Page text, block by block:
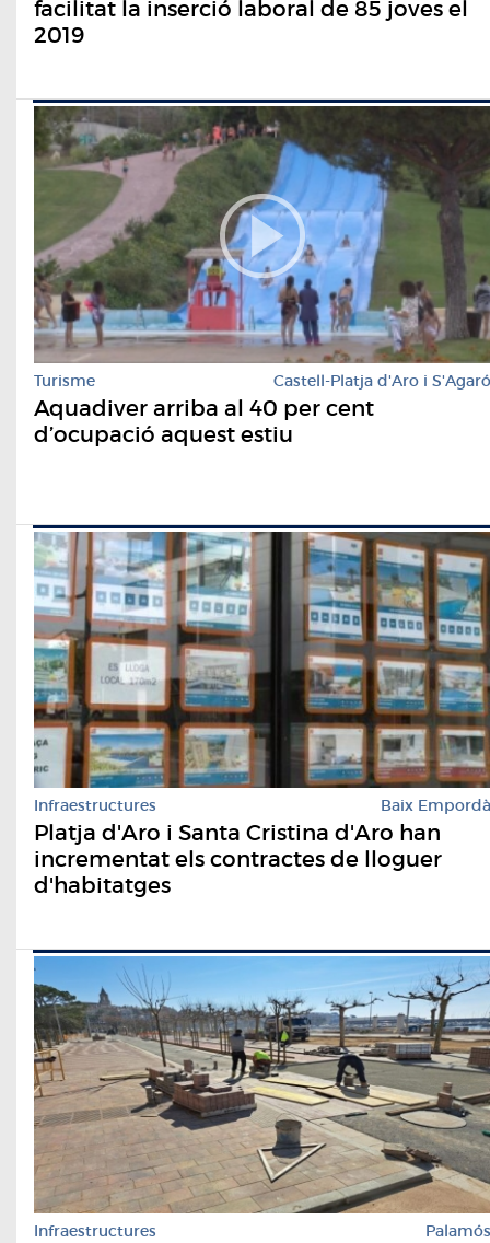
facilitat la inserció laboral de 85 joves el
2019
Turisme Castell-Platja d'Aro i S'Agaró
Aquadiver arriba al 40 per cent
d’ocupació aquest estiu
Infraestructures Baix Empordà
Platja d'Aro i Santa Cristina d'Aro han
incrementat els contractes de lloguer
d'habitatges
Infraestructures Palamós